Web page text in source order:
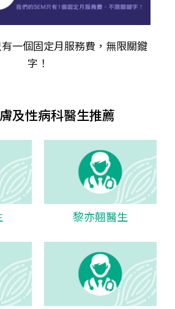
有一個固定月服務費，無限關𨫡
字！
及性病科醫生推薦
黎亦翹醫生